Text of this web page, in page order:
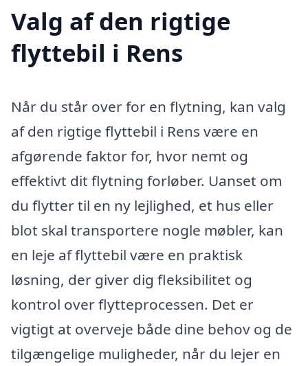
Valg af den rigtige
flyttebil i Rens
Når du står over for en flytning, kan valg
af den rigtige flyttebil i Rens være en
afgørende faktor for, hvor nemt og
effektivt dit flytning forløber. Uanset om
du flytter til en ny lejlighed, et hus eller
blot skal transportere nogle møbler, kan
en leje af flyttebil være en praktisk
løsning, der giver dig fleksibilitet og
kontrol over flytteprocessen. Det er
vigtigt at overveje både dine behov og de
tilgængelige muligheder, når du lejer en